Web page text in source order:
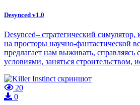
Desynced v1.0
Desynced– стратегический симулятор,
на просторы научно-фантастической
предлагает нам выживать,
условиями, заняться строительством,
20
0